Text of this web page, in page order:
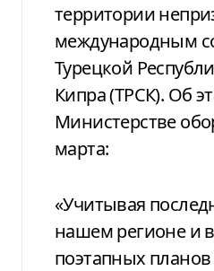
территории
международным
Турецкой
Кипра (ТРСК). Об
Министерстве
марта:
«Учитывая
нашем регионе и
поэтапных